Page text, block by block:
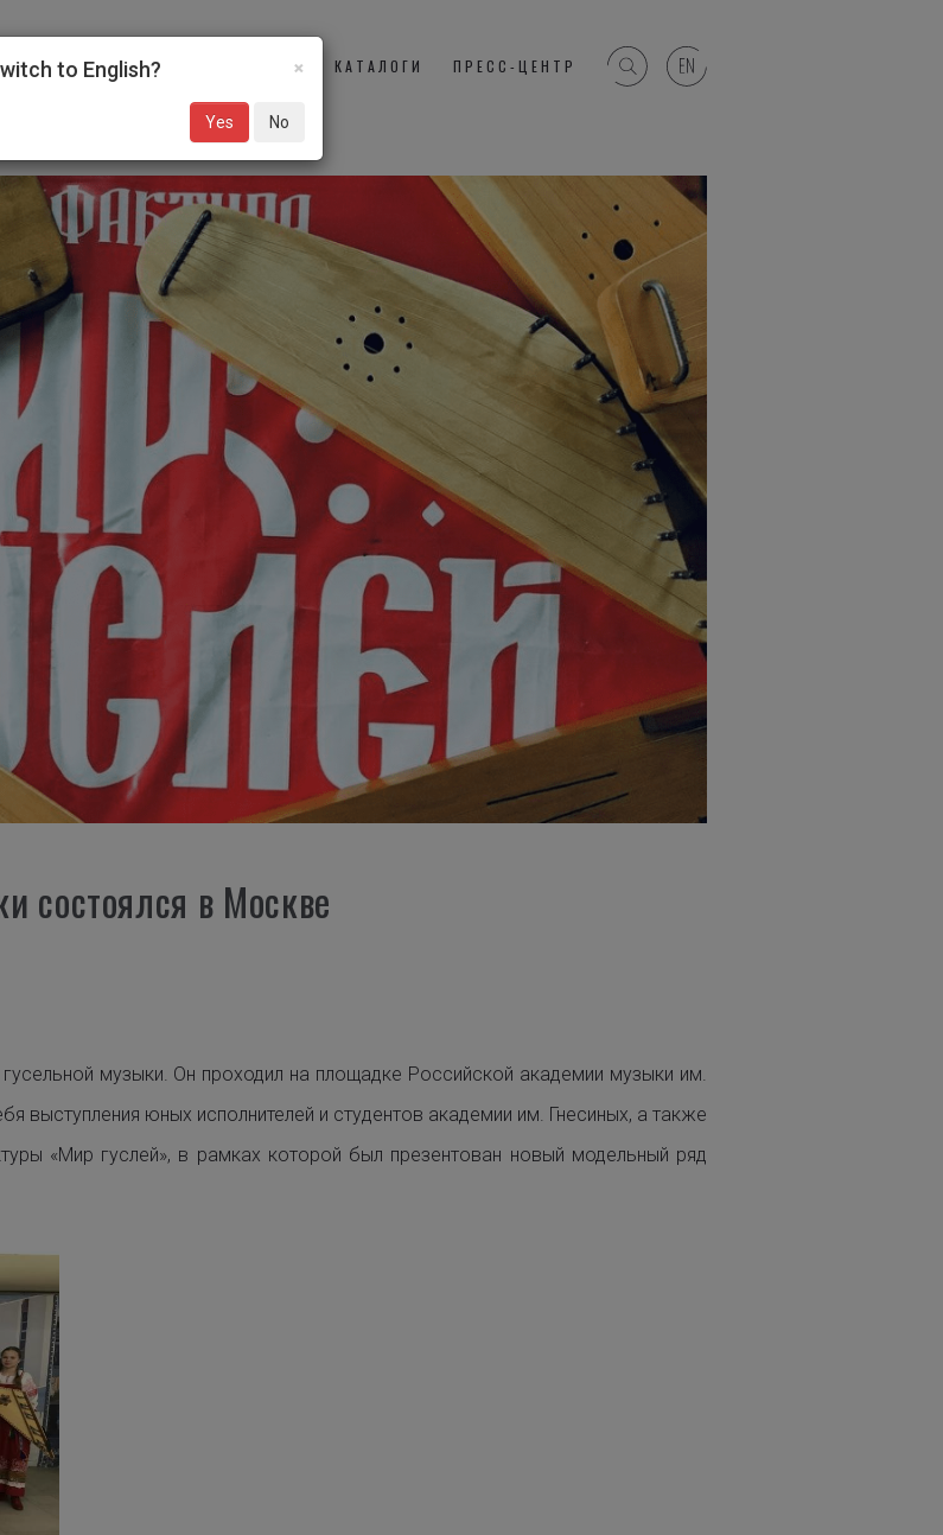
О НАС УЧАСТНИКИ КАТАЛОГИ ПРЕСС-ЦЕНТР
состоялся в Москве
музыки. Он проходил на площадке Российской академии музыки им.
выступления юных исполнителей и студентов академии им. Гнесиных, а также
«Мир гуслей», в рамках которой был презентован новый модельный ряд
×
to English?
Yes No